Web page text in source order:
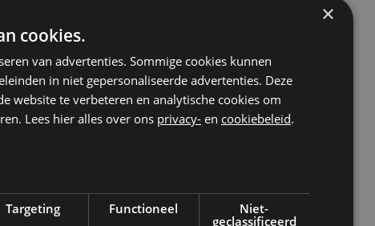
×
cookies.
van advertenties. Sommige cookies kunnen
in niet gepersonaliseerde advertenties. Deze
website te verbeteren en analytische cookies om
Lees hier alles over ons privacy- en cookiebeleid.
Targeting Functioneel
Niet-
geclassificeerd